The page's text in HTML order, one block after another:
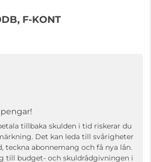
F-KONT
tillbaka skulden i tid riskerar du
Det kan leda till svårigheter
teckna abonnemang och få nya lån.
till budget- och skuldrådgivningen i